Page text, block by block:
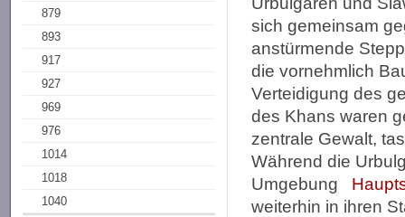
879
893
917
927
969
976
1014
1018
1040
sich gemeinsam
anstürmende
die vornehmlich
Verteidigung des
des Khans waren
zentrale Gewalt,
Während die
Umgebung
weiterhin in ihren